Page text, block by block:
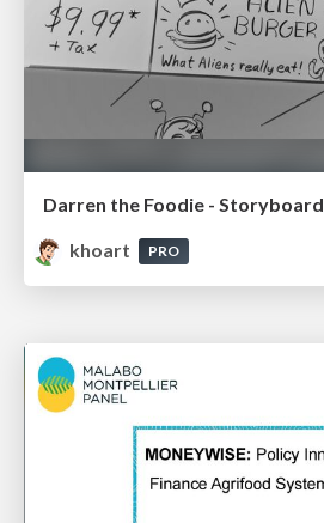
Darren the Foodie - Storyboard
khoart
PRO